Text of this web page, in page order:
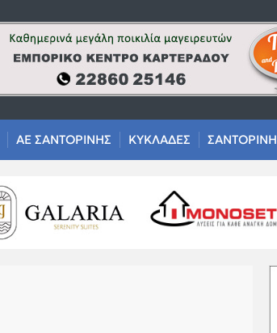
ΑΕ ΣΑΝΤΟΡΙΝΗΣ ΚΥΚΛΑΔΕΣ ΣΑΝΤΟΡΙΝΗ